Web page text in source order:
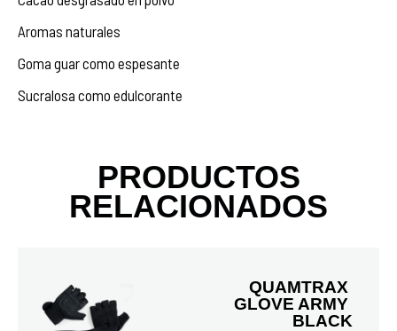
Aromas naturales
Goma guar como espesante
Sucralosa como edulcorante
PRODUCTOS
RELACIONADOS
QUAMTRAX
GLOVE ARMY
BLACK